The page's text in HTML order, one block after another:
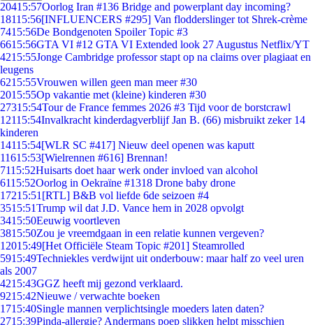
20415:57Oorlog Iran #136 Bridge and powerplant day incoming?
18115:56[INFLUENCERS #295] Van flodderslinger tot Shrek-crème
7415:56De Bondgenoten Spoiler Topic #3
6615:56GTA VI #12 GTA VI Extended look 27 Augustus Netflix/YT
4215:55Jonge Cambridge professor stapt op na claims over plagiaat en
leugens
6215:55Vrouwen willen geen man meer #30
2015:55Op vakantie met (kleine) kinderen #30
27315:54Tour de France femmes 2026 #3 Tijd voor de borstcrawl
12115:54Invalkracht kinderdagverblijf Jan B. (66) misbruikt zeker 14
kinderen
14115:54[WLR SC #417] Nieuw deel openen was kaputt
11615:53[Wielrennen #616] Brennan!
7115:52Huisarts doet haar werk onder invloed van alcohol
6115:52Oorlog in Oekraïne #1318 Drone baby drone
17215:51 [RTL] B&B vol liefde 6de seizoen #4
3515:51Trump wil dat J.D. Vance hem in 2028 opvolgt
3415:50Eeuwig voortleven
3815:50Zou je vreemdgaan in een relatie kunnen vergeven?
12015:49[Het Officiële Steam Topic #201] Steamrolled
5915:49Techniekles verdwijnt uit onderbouw: maar half zo veel uren
als 2007
4215:43GGZ heeft mij gezond verklaard.
9215:42Nieuwe / verwachte boeken
1715:40Single mannen verplichtsingle moeders laten daten?
2715:39Pinda-allergie? Andermans poep slikken helpt misschien